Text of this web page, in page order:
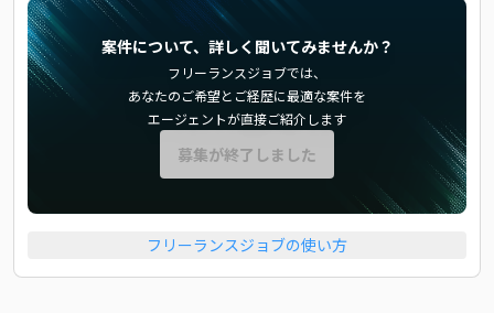
案件について、詳しく聞いてみませんか？
フリーランスジョブでは、
あなたのご希望とご経歴に最適な案件を
エージェントが直接ご紹介します
募集が終了しました
フリーランスジョブの使い方